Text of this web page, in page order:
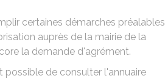
certaines démarches préalables
auprès de la mairie de la
la demande d'agrément.
possible de consulter l'annuaire